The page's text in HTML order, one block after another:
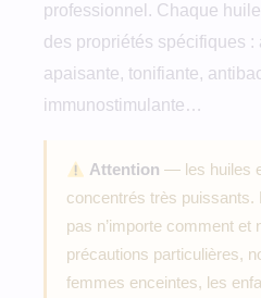
professionnel. Chaque
des propriétés spécifiques :
apaisante, tonifiante,
immunostimulante…
Attention — les huiles
concentrés très puissants.
pas n’importe comment et
précautions particulières,
femmes enceintes, les